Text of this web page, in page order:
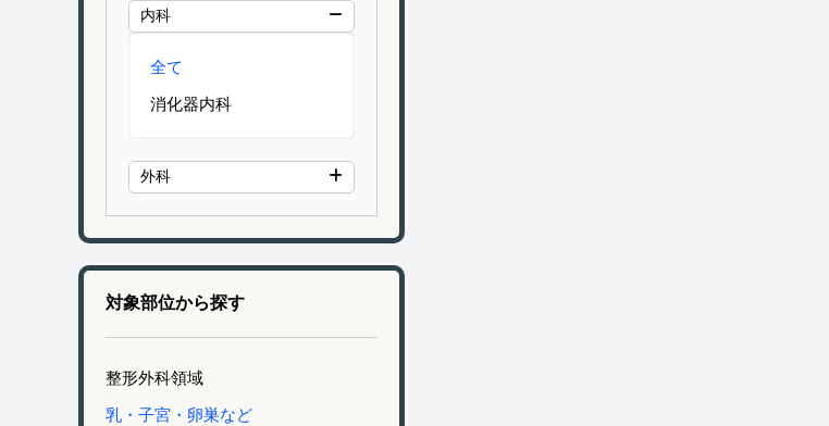
内科
全て
消化器内科
外科
対象部位から探す
整形外科領域
乳・子宮・卵巣など